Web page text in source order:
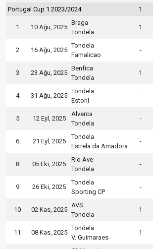
Portugal Cup 1 2023/2024 1
1 10 Ağu, 2025
Braga
Tondela
1
2 16 Ağu, 2025
Tondela
Famalicao
-
3 23 Ağu, 2025
Benfica
Tondela
1
4 31 Ağu, 2025
Tondela
Estoril
-
5 12 Eyl, 2025
Alverca
Tondela
-
6 21 Eyl, 2025
Tondela
Estrela da Amadora
-
8 05 Eki, 2025
Rio Ave
Tondela
-
9 26 Eki, 2025
Tondela
Sporting CP
-
10 02 Kas, 2025
AVS
Tondela
1
11 08 Kas, 2025
Tondela
V. Guimaraes
1